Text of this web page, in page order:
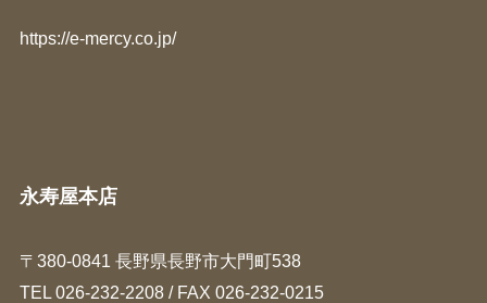
https://e-mercy.co.jp/
永寿屋本店
〒380-0841 長野県長野市大門町538
TEL 026-232-2208/ FAX 026-232-0215